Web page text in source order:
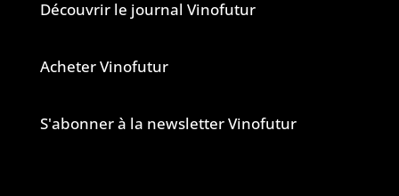
Découvrir le journal Vinofutur
Acheter Vinofutur
S'abonner à la newsletter Vinofutur